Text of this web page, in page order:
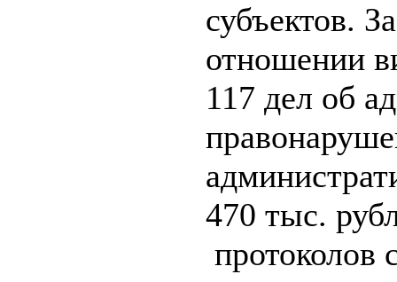
субъектов.
отношении
117 дел об
470 тыс.
протоколов